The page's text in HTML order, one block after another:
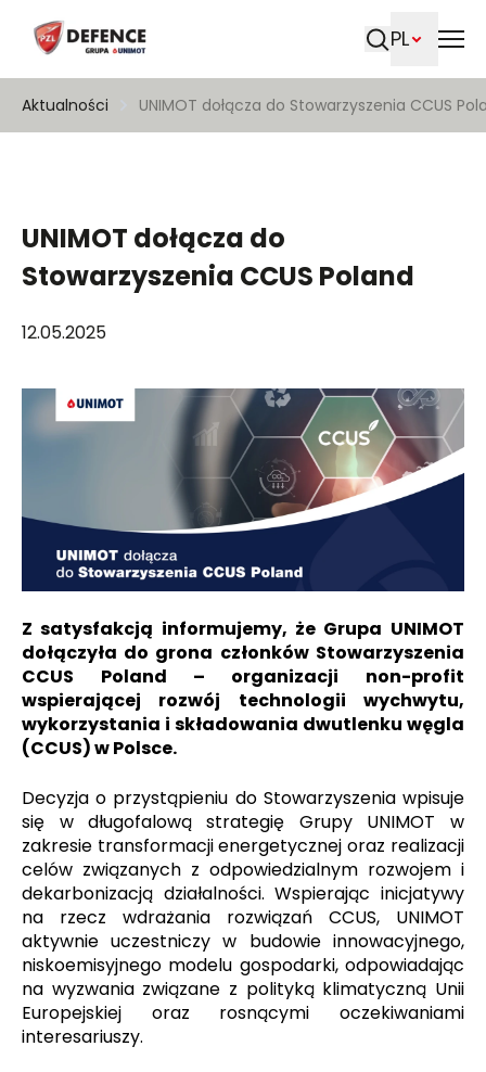
PL
Aktualności UNIMOT dołącza do Stowarzyszenia CCUS
UNIMOT dołącza do
Stowarzyszenia CCUS Poland
12.05.2025
Z satysfakcją informujemy, że Grupa UNIMOT
dołączyła do grona członków Stowarzyszenia
CCUS Poland – organizacji non-profit
wspierającej rozwój technologii wychwytu,
wykorzystania i składowania dwutlenku węgla
(CCUS) w Polsce.
Decyzja o przystąpieniu do Stowarzyszenia wpisuje
się w długofalową strategię Grupy UNIMOT w
zakresie transformacji energetycznej oraz realizacji
celów związanych z odpowiedzialnym rozwojem i
dekarbonizacją działalności. Wspierając inicjatywy
na rzecz wdrażania rozwiązań CCUS, UNIMOT
aktywnie uczestniczy w budowie innowacyjnego,
niskoemisyjnego modelu gospodarki, odpowiadając
na wyzwania związane z polityką klimatyczną Unii
Europejskiej oraz rosnącymi oczekiwaniami
interesariuszy.